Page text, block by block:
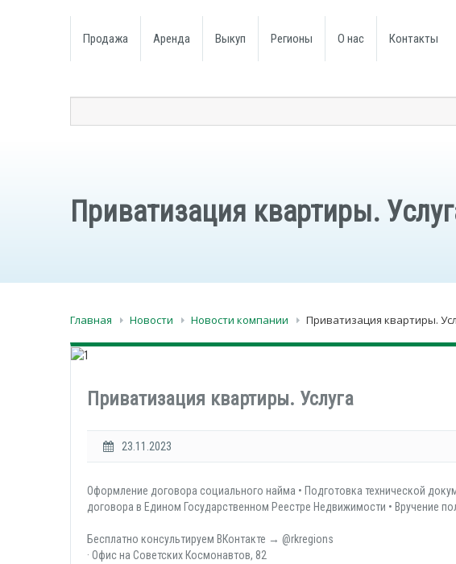
Продажа Аренда Выкуп Регионы О нас Контакты
Приватизация квартиры.
Главная Новости Новости компании Приватизация квартиры.
Приватизация квартиры. Услуга
23.11.2023
Оформление договора социального найма • Подготовка технической
договора в Едином Государственном Реестре Недвижимости • Вручение
Бесплатно консультируем ВКонтакте → @rkregions
· Офис на Советских Космонавтов, 82